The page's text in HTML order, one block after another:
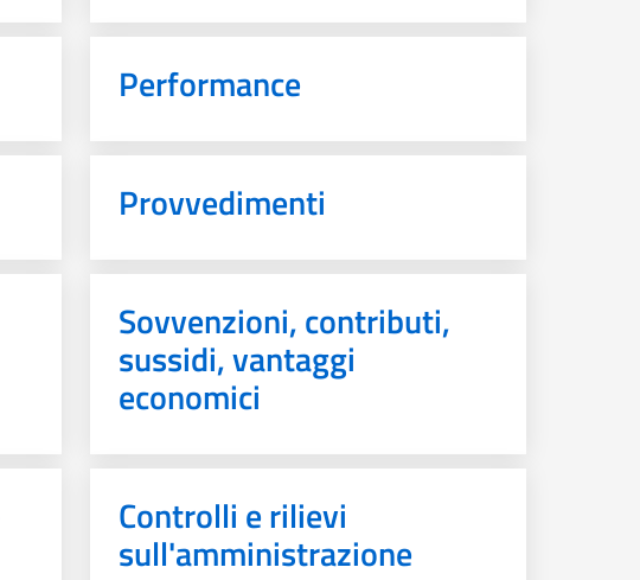
Performance
Provvedimenti
Sovvenzioni, contributi,
sussidi, vantaggi
economici
Controlli e rilievi
sull'amministrazione